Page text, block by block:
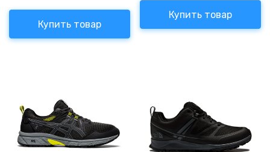
Купить товар
Купить товар